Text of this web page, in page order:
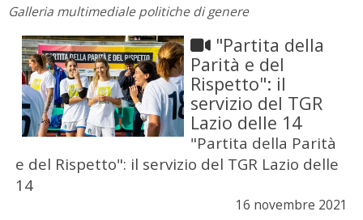
Galleria multimediale politiche di genere
"Partita della
Parità e del
Rispetto": il
servizio del TGR
Lazio delle 14
"Partita della Parità
e del Rispetto": il servizio del TGR Lazio delle
14
16 novembre 2021